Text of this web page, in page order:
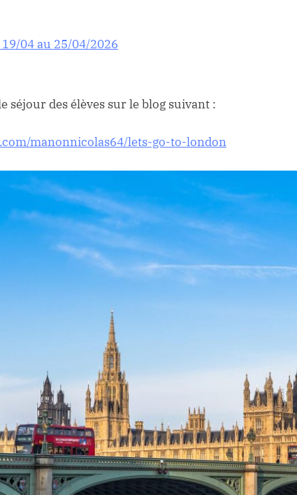
04 au 25/04/2026
séjour des élèves sur le blog suivant :
manonnicolas64/lets-go-to-london